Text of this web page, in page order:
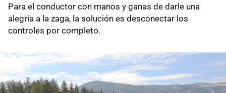
Para el conductor con manos y ganas de darle una
alegría a la zaga, la solución es desconectar los
controles por completo.